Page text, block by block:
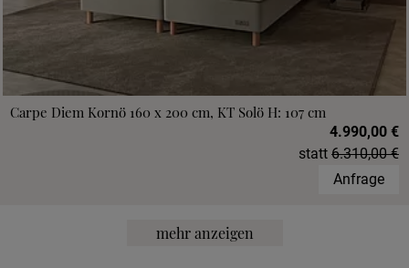
Carpe Diem Kornö 160 x 200 cm, KT Solö H: 107 cm
4.990,00 €
statt 6.310,00 €
Anfrage
mehr anzeigen